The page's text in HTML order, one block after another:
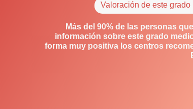
Valoración de este grado
Más del 90% de las personas
información sobre este grado
forma muy positiva los centros